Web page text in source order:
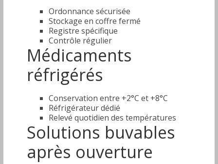
Ordonnance sécurisée
Stockage en coffre fermé
Registre spécifique
Contrôle régulier
Médicaments
réfrigérés
Conservation entre +2°C et +8°C
Réfrigérateur dédié
Relevé quotidien des températures
Solutions buvables
après ouverture